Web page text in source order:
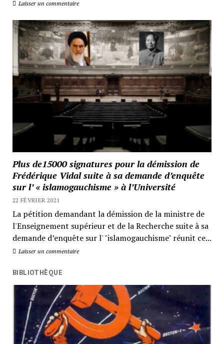
Laisser un commentaire
Plus de15000 signatures pour la démission de
Frédérique Vidal suite à sa demande d’enquête
sur l’ « islamogauchisme » à l’Université
22 FÉVRIER 2021
La pétition demandant la démission de la ministre de
l'Enseignement supérieur et de la Recherche suite à sa
demande d’enquête sur l' "islamogauchisme" réunit ce...
Laisser un commentaire
BIBLIOTHÈQUE